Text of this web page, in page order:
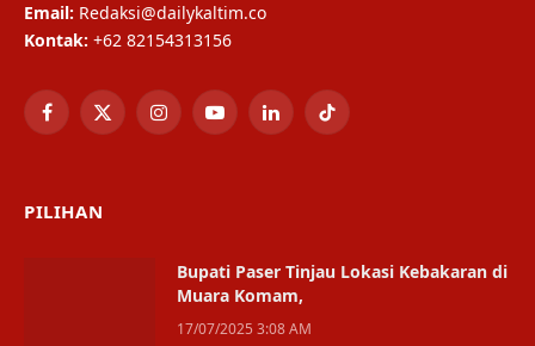
Email: Redaksi@dailykaltim.co
Kontak: +62 82154313156
Facebook
X
InstagramYouTubeLinkedInTikTok
PILIHAN
Bupati Paser Tinjau Lokasi Kebakaran di
Muara Komam,
17/07/2025 3:08 AM